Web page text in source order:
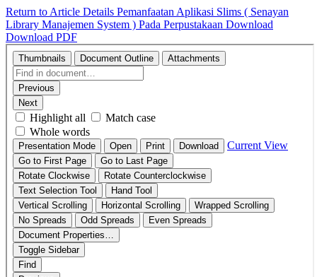
Return to Article Details Pemanfaatan Aplikasi Slims ( Senayan
Library Manajemen System ) Pada Perpustakaan Download
Download PDF